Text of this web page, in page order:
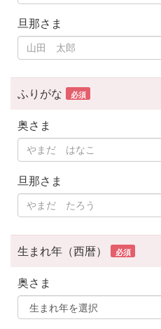
旦那さま
ふりがな 必須
奥さま
旦那さま
生まれ年（西暦） 必須
奥さま